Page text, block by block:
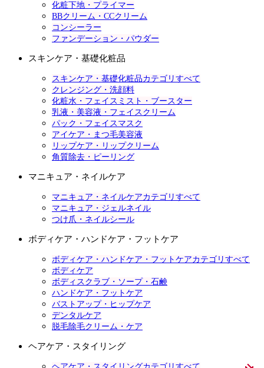
化粧下地・プライマー
BBクリーム・CCクリーム
コンシーラー
ファンデーション・パウダー
スキンケア・基礎化粧品
スキンケア・基礎化粧品カテゴリすべて
クレンジング・洗顔料
化粧水・フェイスミスト・ブースター
乳液・美容液・フェイスクリーム
パック・フェイスマスク
アイケア・まつ毛美容液
リップケア・リップクリーム
角質除去・ピーリング
マニキュア・ネイルケア
マニキュア・ネイルケアカテゴリすべて
マニキュア・ジェルネイル
つけ爪・ネイルシール
ボディケア・ハンドケア・フットケア
ボディケア・ハンドケア・フットケアカテゴリすべて
ボディケア
ボディスクラブ・ソープ・石鹸
ハンドケア・フットケア
バストアップ・ヒップケア
デンタルケア
脱毛除毛クリーム・ケア
ヘアケア・スタイリング